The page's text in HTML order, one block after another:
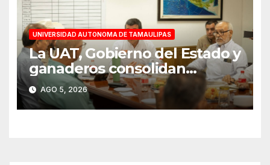
UNIVERSIDAD AUTONOMA DE TAMAULIPAS
La UAT, Gobierno del Estado y
ganaderos consolidan
proyecto “Carne Tam”
AGO 5, 2026